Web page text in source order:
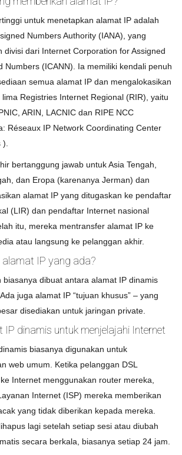
untuk menetapkan alamat IP adalah
Numbers Authority (IANA), yang
divisi dari Internet Corporation for Assigned
Numbers (ICANN). Ia memiliki kendali penuh
semua alamat IP dan mengalokasikan
lima Registries Internet Regional (RIR), yaitu
ARIN, LACNIC dan RIPE NCC
Réseaux IP Network Coordinating Center
).
bertanggung jawab untuk Asia Tengah,
dan Eropa (karenanya Jerman) dan
alamat IP yang ditugaskan ke pendaftar
(LIR) dan pendaftar Internet nasional
itu, mereka mentransfer alamat IP ke
atau langsung ke pelanggan akhir.
alamat IP yang ada?
biasanya dibuat antara alamat IP dinamis
juga alamat IP “tujuan khusus” – yang
disediakan untuk jaringan private.
IP dinamis untuk menjelajahi Internet
biasanya digunakan untuk
web umum. Ketika pelanggan DSL
Internet menggunakan router mereka,
Internet (ISP) mereka memberikan
yang tidak diberikan kepada mereka.
lagi setelah setiap sesi atau diubah
secara berkala, biasanya setiap 24 jam.